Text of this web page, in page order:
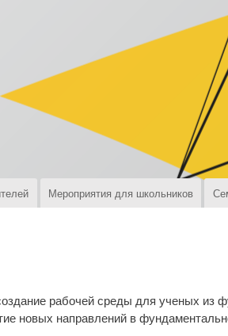
Мероприятия для школьников
рабочей среды для ученых из
новых направлений в